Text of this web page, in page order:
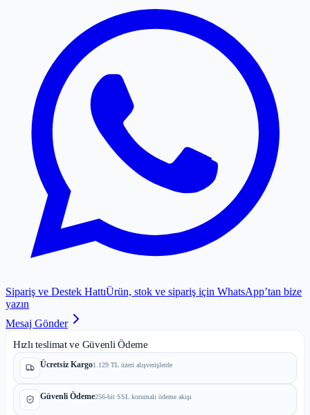
Sipariş ve Destek HattıÜrün, stok ve sipariş için WhatsApp’tan bize
yazın
Mesaj Gönder
Hızlı teslimat ve Güvenli Ödeme
Ücretsiz Kargo1.129 TL üzeri alışverişlerde
Güvenli Ödeme256-bit SSL korumalı ödeme akışı